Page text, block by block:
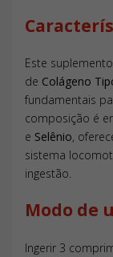
O suplemento
Quantas
Cada frasco
dias de uso
Este
de Colágeno
fundamentais
composição é
e Selênio,
sistema
ingestão.
Modo de
Ingerir 3